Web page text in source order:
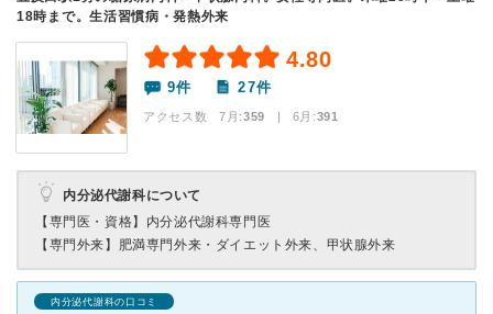
18時まで。生活習慣病・発熱外来
4.80
9件 27件
アクセス数 7月:359 | 6月:391
内分泌代謝科について
【専門医・資格】 内分泌代謝科専門医
【専門外来】 肥満専門外来・ダイエット外来、甲状腺外来
内分泌代謝科の口コミ